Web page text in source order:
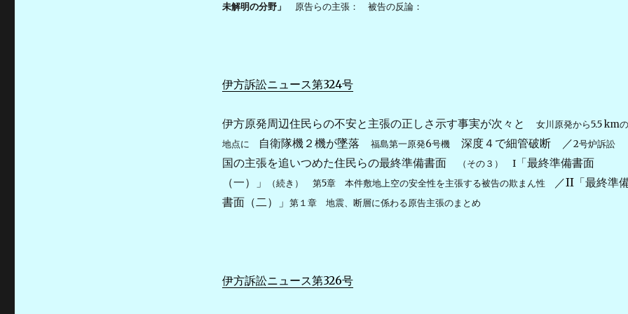
未解明の分野」
原告らの主張： 被告の反論：
伊方訴訟ニュース第324号
伊方原発周辺住民らの不安と主張の正しさ示す事実が次々と 女川原発から5.5 kmの
地点に
自衛隊機２機が墜落 福島第一原発6号機深度４で細管破断 ／2号炉訴訟
国の主張を追いつめた住民らの最終準備書面 （その３） I「最終準備書面
（一）」
（続き） 第5章 本件敷地上空の安全性を主張する被告の欺まん性
／II「最終準
書面（二）」 第１章 地震、断層に係わる原告主張のまとめ
伊方訴訟ニュース第326号